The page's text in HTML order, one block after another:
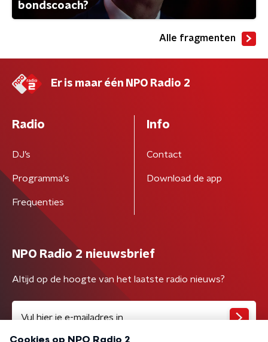
bondscoach?
Alle fragmenten
Er is maar één NPO Radio 2
Radio
DJ’s
Programma's
Frequenties
Info
Contact
Download de app
NPO Radio 2 nieuwsbrief
Altijd op de hoogte van het laatste radio nieuws?